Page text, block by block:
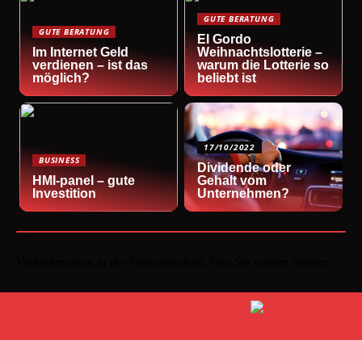
GUTE BERATUNG
Im Internet Geld
verdienen – ist das
möglich?
GUTE BERATUNG
El Gordo
Weihnachtslotterie –
warum die Lotterie so
beliebt ist
BUSINESS
HMI-panel – gute
Investition
17/10/2022
Dividende oder
Gehalt vom
Unternehmen?